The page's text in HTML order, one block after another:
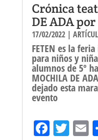
Crónica
DE ADA
17/02/2022|
FETEN es la
para niños y
alumnos de 5º
MOCHILA DE
dejado esta
evento
Fa T E